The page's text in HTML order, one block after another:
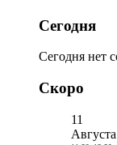
Сегодня
Сегодня нет
Скоро
11
Августа